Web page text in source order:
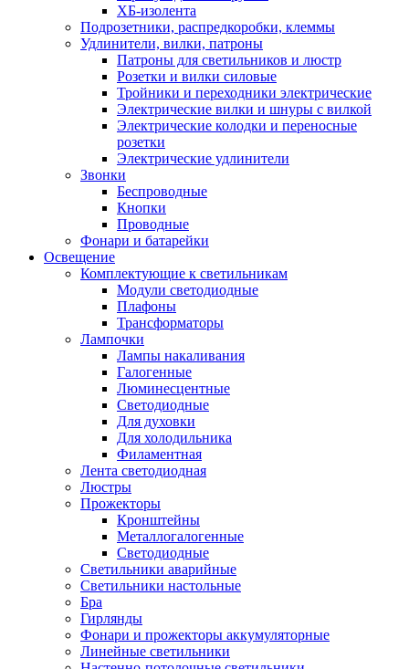
ХБ-изолента
Подрозетники, распредкоробки, клеммы
Удлинители, вилки, патроны
Патроны для светильников и люстр
Розетки и вилки силовые
Тройники и переходники электрические
Электрические вилки и шнуры с вилкой
Электрические колодки и переносные
розетки
Электрические удлинители
Звонки
Беспроводные
Кнопки
Проводные
Фонари и батарейки
Освещение
Комплектующие к светильникам
Модули светодиодные
Плафоны
Трансформаторы
Лампочки
Лампы накаливания
Галогенные
Люминесцентные
Светодиодные
Для духовки
Для холодильника
Филаментная
Лента светодиодная
Люстры
Прожекторы
Кронштейны
Металлогалогенные
Светодиодные
Светильники аварийные
Светильники настольные
Бра
Гирлянды
Фонари и прожекторы аккумуляторные
Линейные светильники